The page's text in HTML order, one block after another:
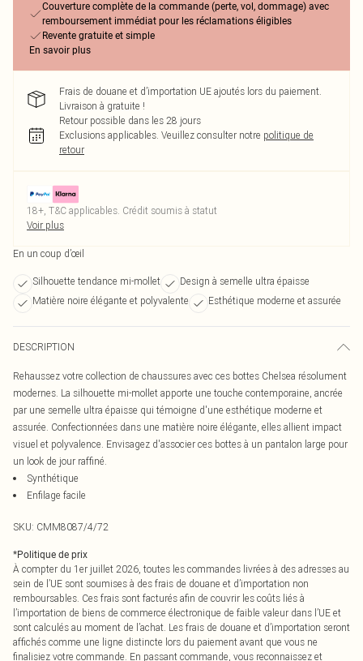
Couverture complète de la commande (perte, vol, dommage) avec
remboursement immédiat pour les réclamations éligibles
Revente gratuite et simple
En savoir plus
Frais de douane et d’importation UE ajoutés lors du paiement.
Livraison à gratuite !
Retour possible dans les 28 jours
Exclusions applicables. Veuillez consulter notre politique de
retour
18+, T&C applicables. Crédit soumis à statut
Voir plus
En un coup d’œil
Silhouette tendance mi-mollet
Design à semelle ultra épaisse
Matière noire élégante et polyvalente
Esthétique moderne et assurée
DESCRIPTION
Rehaussez votre collection de chaussures avec ces bottes Chelsea résolument
modernes. La silhouette mi-mollet apporte une touche contemporaine, ancrée
par une semelle ultra épaisse qui témoigne d'une esthétique moderne et
assurée. Confectionnées dans une matière noire élégante, elles allient impact
visuel et polyvalence. Envisagez d'associer ces bottes à un pantalon large pour
un look de jour raffiné.
Synthétique
Enfilage facile
SKU: CMM8087/4/72
*Politique de prix
À compter du 1er juillet 2026, toutes les commandes livrées à des adresses au
sein de l’UE sont soumises à des frais de douane et d’importation non
remboursables. Ces frais sont facturés afin de couvrir les coûts liés à
l’importation de biens de commerce électronique de faible valeur dans l’UE et
sont calculés au moment de l’achat. Les frais de douane et d’importation seront
affichés comme une ligne distincte lors du paiement avant que vous ne
finalisiez votre commande. En passant commande, vous reconnaissez et